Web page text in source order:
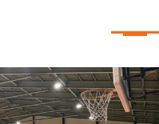
HOOP7
のバスケコート